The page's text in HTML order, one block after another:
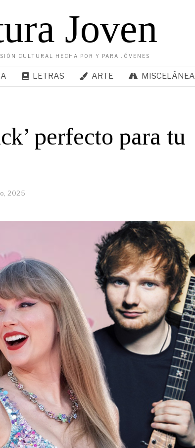
Joven
CULTURAL HECHA POR Y PARA JÓVENES
LETRAS ARTE MISCELÁNEA
perfecto para tu
2025